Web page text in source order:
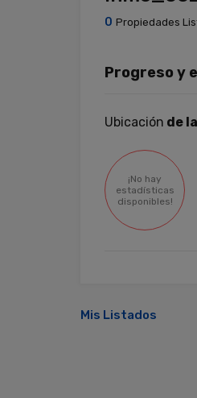
0 Propiedades
Progreso y
Ubicación de
¡No hay
estadísticas
disponibles!
Mis Listados